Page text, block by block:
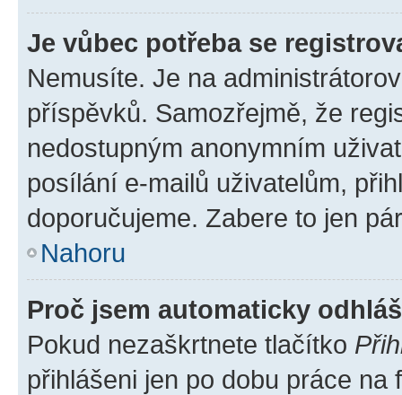
Je vůbec potřeba se
Nemusíte. Je na
příspěvků. Samozřejmě, že
nedostupným anonymním
posílání e-mailů uživatelům,
doporučujeme. Zabere to jen
Nahoru
Proč jsem automaticky
Pokud nezaškrtnete tlačítko
přihlášeni jen po dobu práce